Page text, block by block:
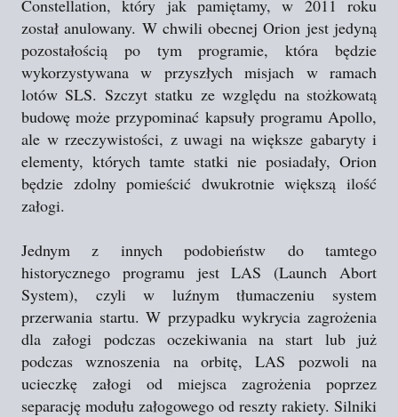
Constellation, który jak pamiętamy, w 2011 roku
został anulowany. W chwili obecnej Orion jest jedyną
pozostałością po tym programie, która będzie
wykorzystywana w przyszłych misjach w ramach
lotów SLS. Szczyt statku ze względu na stożkowatą
budowę może przypominać kapsuły programu Apollo,
ale w rzeczywistości, z uwagi na większe gabaryty i
elementy, których tamte statki nie posiadały, Orion
będzie zdolny pomieścić dwukrotnie większą ilość
załogi.
Jednym z innych podobieństw do tamtego
historycznego programu jest LAS (Launch Abort
System), czyli w luźnym tłumaczeniu system
przerwania startu. W przypadku wykrycia zagrożenia
dla załogi podczas oczekiwania na start lub już
podczas wznoszenia na orbitę, LAS pozwoli na
ucieczkę załogi od miejsca zagrożenia poprzez
separację modułu załogowego od reszty rakiety. Silniki